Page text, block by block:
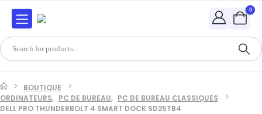
0
BOUTIQUE
ORDINATEURS, PC DE BUREAU, PC DE BUREAU CLASSIQUES
DELL PRO THUNDERBOLT 4 SMART DOCK SD25TB4